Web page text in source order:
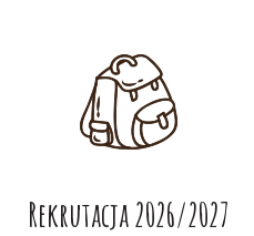
Rekrutacja 2026/2027